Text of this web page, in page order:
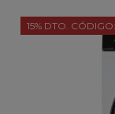
15% DTO.